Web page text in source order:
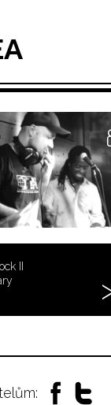
II